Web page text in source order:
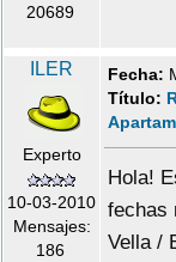
20689
ILER
Experto
10-03-2010
Mensajes:
186
Fecha:
Título:
Hola!
fechas
Vella /